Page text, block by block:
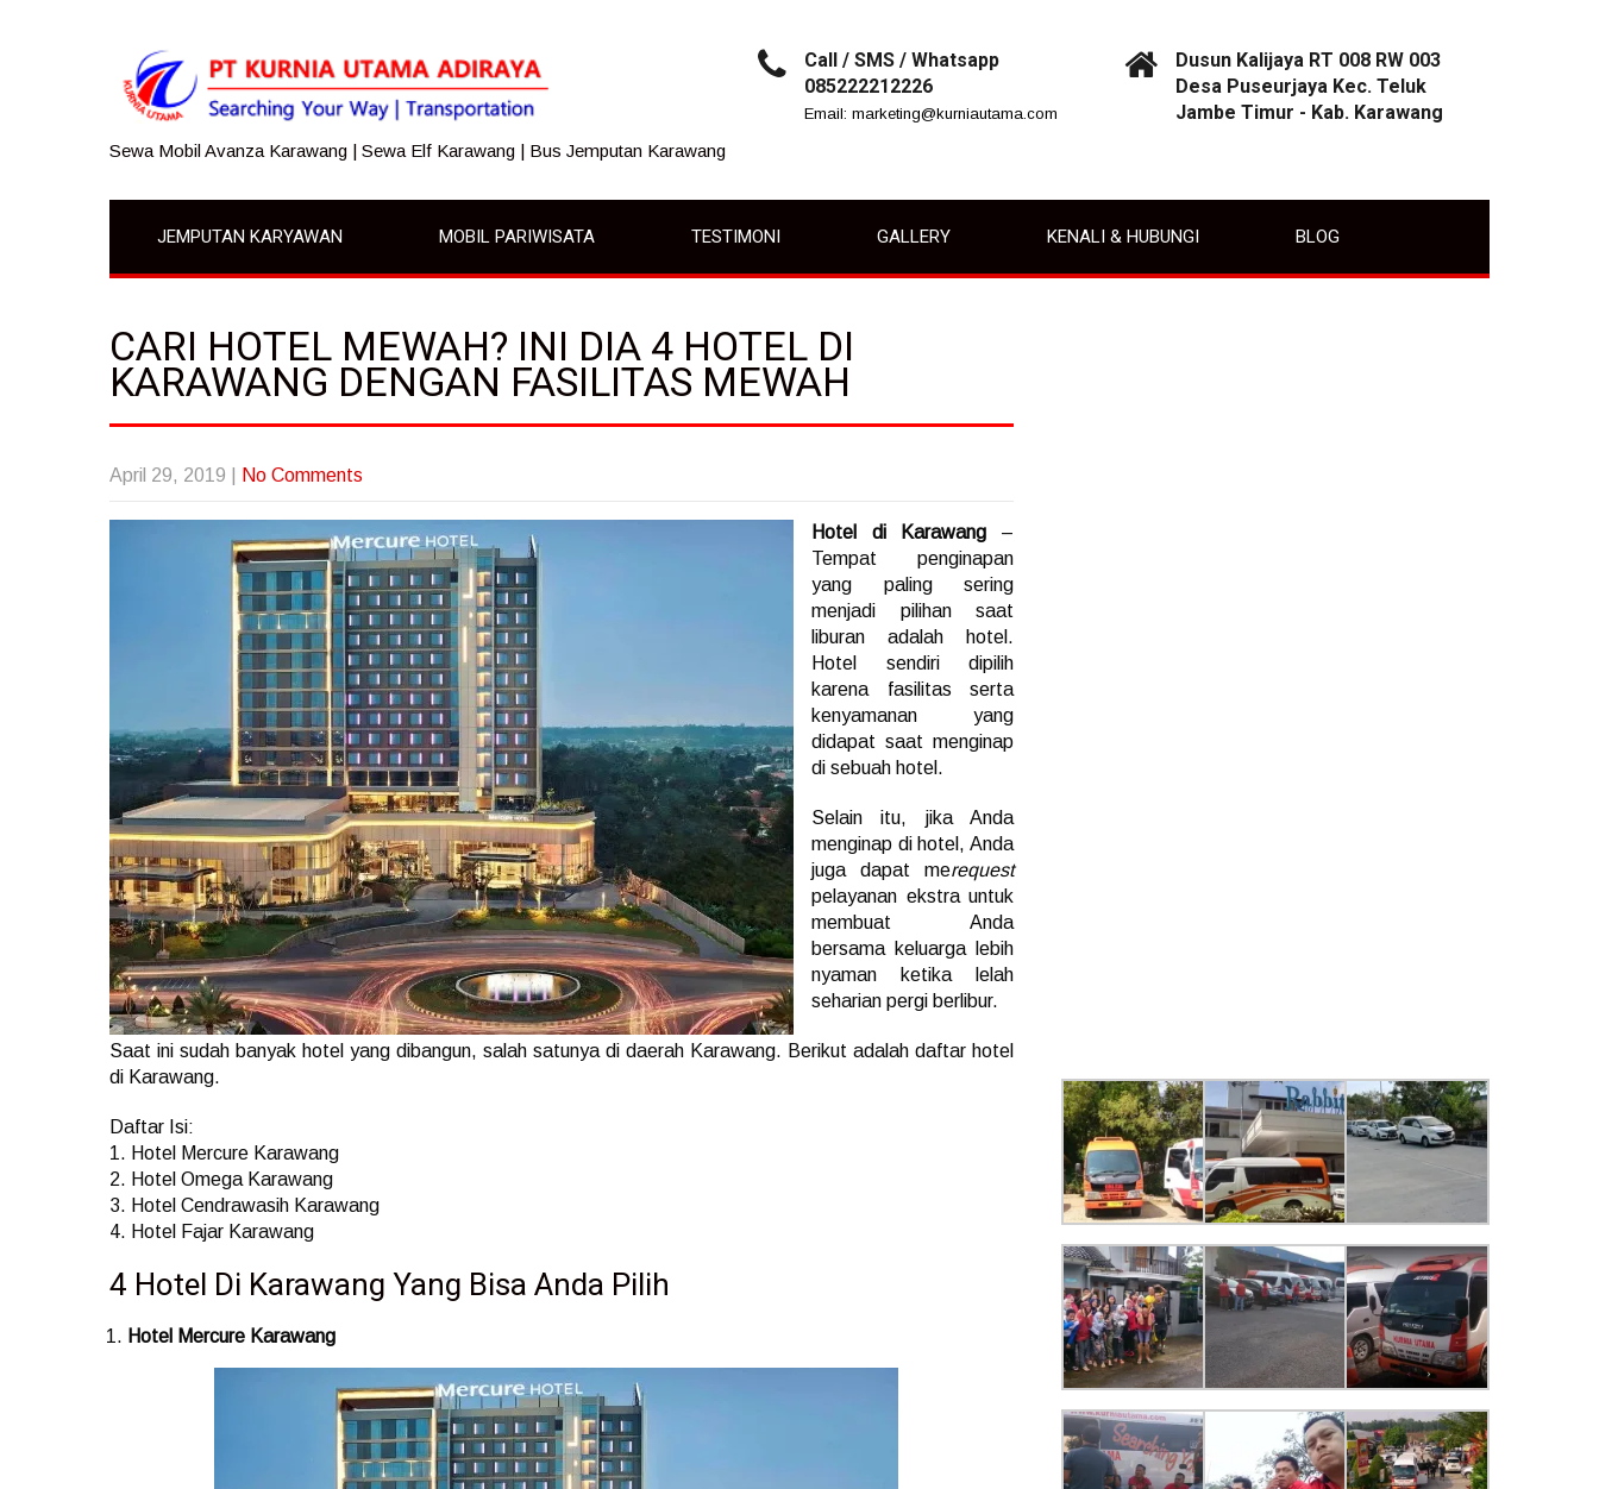
Sewa Mobil Avanza Karawang | Sewa Elf Karawang | Bus Jemputan Karawang
Call / SMS / Whatsapp
085222212226
Email: marketing@kurniautama.com
Dusun Kalijaya RT 008 RW 003
Desa Puseurjaya Kec. Teluk
Jambe Timur - Kab. Karawang
JEMPUTAN KARYAWAN MOBIL PARIWISATA TESTIMONI GALLERY KENALI & HUBUNGI BLOG
CARI HOTEL MEWAH? INI DIA 4 HOTEL DI
KARAWANG DENGAN FASILITAS MEWAH
April 29, 2019 No Comments
Hotel di Karawang –
Tempat penginapan
yang paling sering
menjadi pilihan saat
liburan adalah hotel.
Hotel sendiri dipilih
karena fasilitas serta
kenyamanan yang
didapat saat menginap
di sebuah hotel.
Selain itu, jika Anda
menginap di hotel, Anda
juga dapat merequest
pelayanan ekstra untuk
membuat Anda
bersama keluarga lebih
nyaman ketika lelah
seharian pergi berlibur.
Saat ini sudah banyak hotel yang dibangun, salah satunya di daerah Karawang. Berikut adalah daftar hotel
di Karawang.
Daftar Isi:
1. Hotel Mercure Karawang
2. Hotel Omega Karawang
3. Hotel Cendrawasih Karawang
4. Hotel Fajar Karawang
4 Hotel Di Karawang Yang Bisa Anda Pilih
Hotel Mercure Karawang